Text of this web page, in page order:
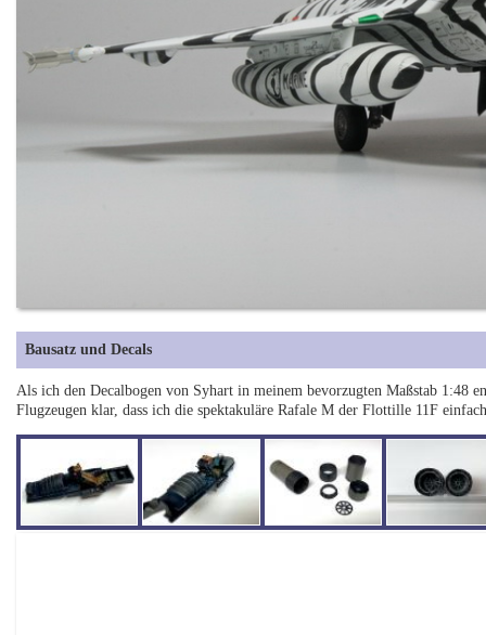
Bausatz und Decals
Als ich den Decalbogen von Syhart in meinem bevorzugten Maßstab 1:48
Flugzeugen klar, dass ich die spektakuläre Rafale M der Flottille 11F